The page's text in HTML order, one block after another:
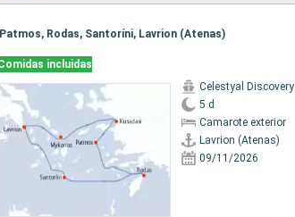
Rodas, Santoríni, Lavrion (Atenas)
incluidas
Celestyal Discovery
5 d
Camarote exterior
Lavrion (Atenas)
09/11/2026